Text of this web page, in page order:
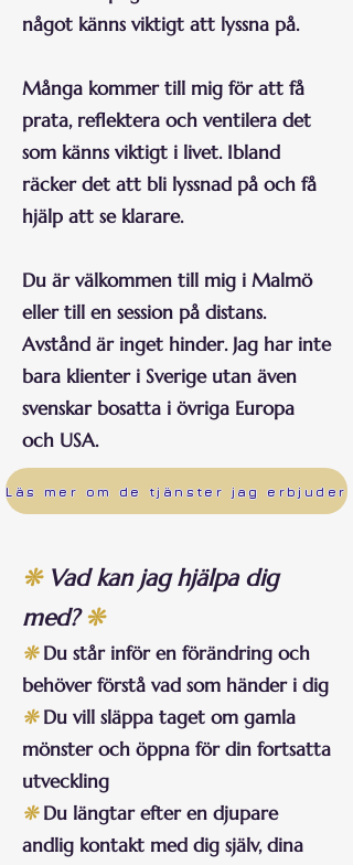
något känns viktigt att lyssna på.
Många kommer till mig för att få
prata, reflektera och ventilera det
som känns viktigt i livet. Ibland
räcker det att bli lyssnad på och få
hjälp att se klarare.
Du är välkommen till mig i Malmö
eller till en session på distans.
Avstånd är inget hinder. Jag har inte
bara klienter i Sverige utan även
svenskar bosatta i övriga Europa
och USA.
Läs mer om de tjänster jag erbjuder
❊Vad kan jag hjälpa dig
med?❊
❊Du står inför en förändring och
behöver förstå vad som händer i dig
❊Du vill släppa taget om gamla
mönster och öppna för din fortsatta
utveckling
❊Du längtar efter en djupare
andlig kontakt med dig själv, dina